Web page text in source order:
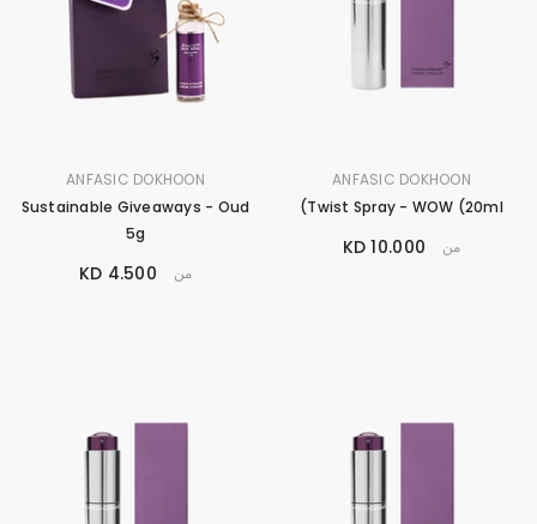
ANFASIC DOKHOON
Twist Spray - WOW (20ml)
من
10.000 KD
ANFASIC DOKHOON
Sustainable Giveaways - Oud
5g
من
4.500 KD